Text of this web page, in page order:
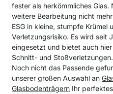
fester als herkömmliches
weitere Bearbeitung nicht
ESG in kleine, stumpfe Krümel
Verletzungsrisiko. Es wird seit
eingesetzt und bietet auch
Schnitt- und Stoßverletzungen.
Noch nicht das Passende
unserer großen Auswahl an
Glasbodenträgern Ihr